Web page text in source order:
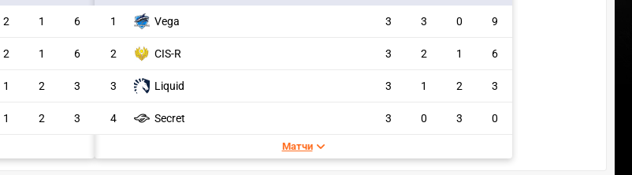
2 1 6
2 1 6
1 2 3
1 2 3
1 Vega 3 3 0 9
2 CIS-R 3 2 1 6
3 Liquid 3 1 2 3
4 Secret 3 0 3 0
Матчи